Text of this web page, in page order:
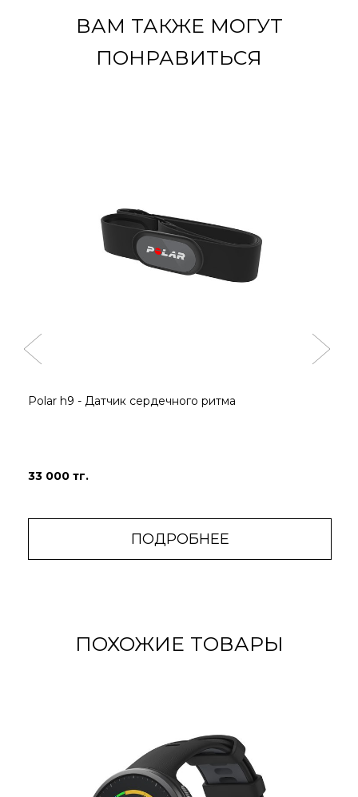
ВАМ ТАКЖЕ МОГУТ
ПОНРАВИТЬСЯ
Polar h9 - Датчик сердечного ритма
33 000 тг.
ПОДРОБНЕЕ
ПОХОЖИЕ ТОВАРЫ